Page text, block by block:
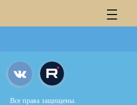
Все права защищены.